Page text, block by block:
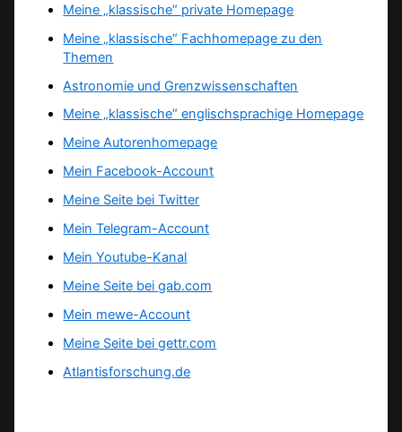
Meine „klassische“ private Homepage
Meine „klassische“ Fachhomepage zu den
Themen
Astronomie und Grenzwissenschaften
Meine „klassische“ englischsprachige Homepage
Meine Autorenhomepage
Mein Facebook-Account
Meine Seite bei Twitter
Mein Telegram-Account
Mein Youtube-Kanal
Meine Seite bei gab.com
Mein mewe-Account
Meine Seite bei gettr.com
Atlantisforschung.de